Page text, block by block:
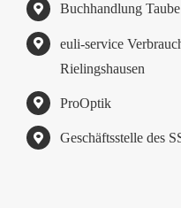
Buchhandlung Taube
euli-service
Rielingshausen
ProOptik
Geschäftsstelle des